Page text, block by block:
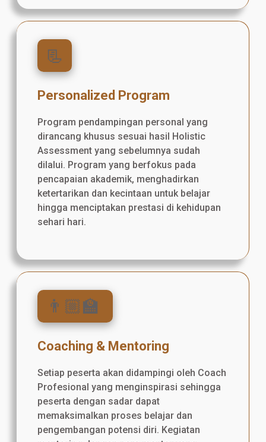
📃
Personalized Program
Program pendampingan personal yang
dirancang khusus sesuai hasil Holistic
Assessment yang sebelumnya sudah
dilalui. Program yang berfokus pada
pencapaian akademik, menghadirkan
ketertarikan dan kecintaan untuk belajar
hingga menciptakan prestasi di kehidupan
sehari hari.
👨🏼‍🏫
Coaching & Mentoring
Setiap peserta akan didampingi oleh Coach
Profesional yang menginspirasi sehingga
peserta dengan sadar dapat
memaksimalkan proses belajar dan
pengembangan potensi diri. Kegiatan